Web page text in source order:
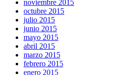
noviembre 2015
octubre 2015
julio 2015
junio 2015
mayo 2015
abril 2015
marzo 2015
febrero 2015
enero 2015